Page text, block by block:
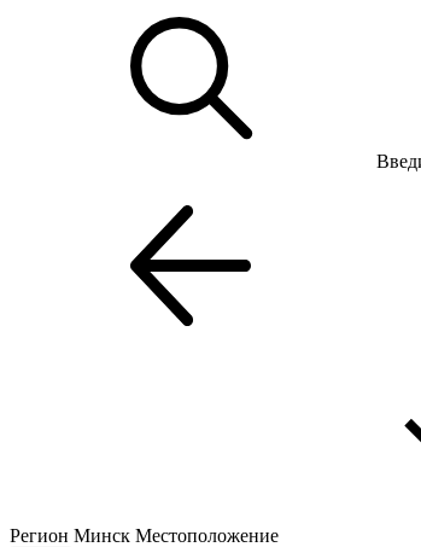
Регион Минск Местоположение